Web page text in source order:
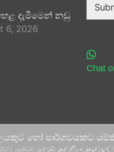
දැමීමෙන් නඩු
6, 2026
Chat
හෝ පාර්ශවයකට